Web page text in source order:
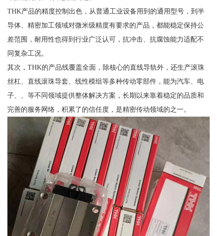
THK产品的精度控制出色，从普通工业设备用到的通用型号，到半
导体、精密加工领域对微米级精度有要求的产品，都能稳定保持公
差范围，耐用性也得到行业广泛认可，抗冲击、抗腐蚀能力适配不
同复杂工况。
其次，THK的产品线覆盖全面，除核心的直线导轨外，还生产滚珠
丝杠、直线滚珠导套、线性模组等多种传动零部件，能为汽车、电
子、、等不同领域提供整体解决方案，长期以来靠着稳定的品质和
完善的服务网络，积累了的信任度，是精密传动领域的之一。